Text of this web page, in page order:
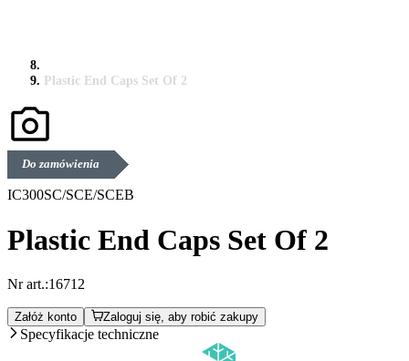
Plastic End Caps Set Of 2
Do zamówienia
IC300SC/SCE/SCEB
Plastic End Caps Set Of 2
Nr art.:16712
Załóż konto Zaloguj się, aby robić zakupy
Specyfikacje techniczne